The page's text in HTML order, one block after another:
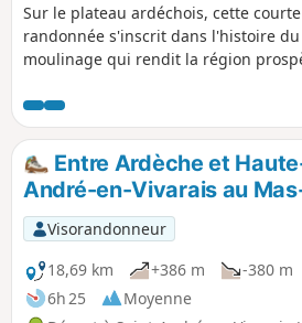
Sur le plateau ardéchois, cette courte
randonnée s'inscrit dans l'histoire du
moulinage qui rendit la région
vous pourrez profiter des myrtilles,
framboises et groseilles sauvages
couvert forestier rafraichissant.
Entre Ardèche et
André-en-Vivarais au
Visorandonneur
18,69 km
+386 m
-380 m
6h 25
Moyenne